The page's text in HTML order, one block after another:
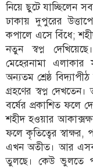
নিয়ে ছুটে যাচ্ছিলেন
ঢাকায় দুপুরের
কপালে এসে বিঁধে;
নতুন স্বপ্ন
মেহেরনামা এলাকার
অন্যতম শ্রেষ্ঠ বিদ্যাপীঠ
গ্রহণের স্বপ্ন
বর্ষের প্রকাশিত ফলে
শহীদ হওয়ার
ফলে কৃতিত্বের
এখন অতীত। আর
তুলছে। কেউ ভুলতে